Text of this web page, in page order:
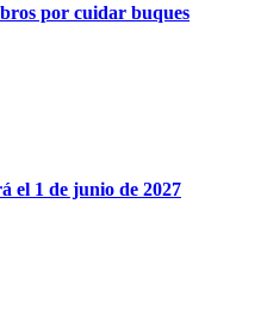
por cuidar buques
el 1 de junio de 2027